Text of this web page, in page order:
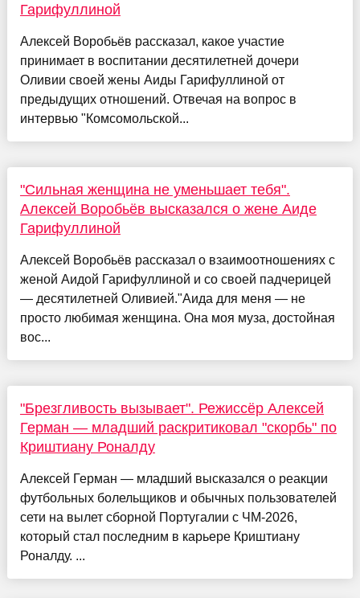
Гарифуллиной
Алексей Воробьёв рассказал, какое участие
принимает в воспитании десятилетней дочери
Оливии своей жены Аиды Гарифуллиной от
предыдущих отношений. Отвечая на вопрос в
интервью "Комсомольской...
"Сильная женщина не уменьшает тебя".
Алексей Воробьёв высказался о жене Аиде
Гарифуллиной
Алексей Воробьёв рассказал о взаимоотношениях с
женой Аидой Гарифуллиной и со своей падчерицей
— десятилетней Оливией."Аида для меня — не
просто любимая женщина. Она моя муза, достойная
вос...
"Брезгливость вызывает". Режиссёр Алексей
Герман — младший раскритиковал "скорбь" по
Криштиану Роналду
Алексей Герман — младший высказался о реакции
футбольных болельщиков и обычных пользователей
сети на вылет сборной Португалии с ЧМ-2026,
который стал последним в карьере Криштиану
Роналду. ...